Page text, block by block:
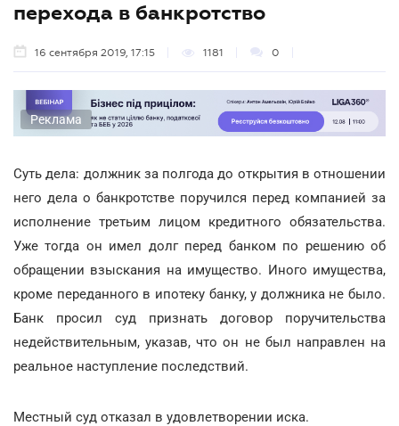
перехода в банкротство
16 сентября 2019, 17:15 1181 0
Реклама
Суть дела: должник за полгода до открытия в отношении
него дела о банкротстве поручился перед компанией за
исполнение третьим лицом кредитного обязательства.
Уже тогда он имел долг перед банком по решению об
обращении взыскания на имущество. Иного имущества,
кроме переданного в ипотеку банку, у должника не было.
Банк просил суд признать договор поручительства
недействительным, указав, что он не был направлен на
реальное наступление последствий.
Местный суд отказал в удовлетворении иска.